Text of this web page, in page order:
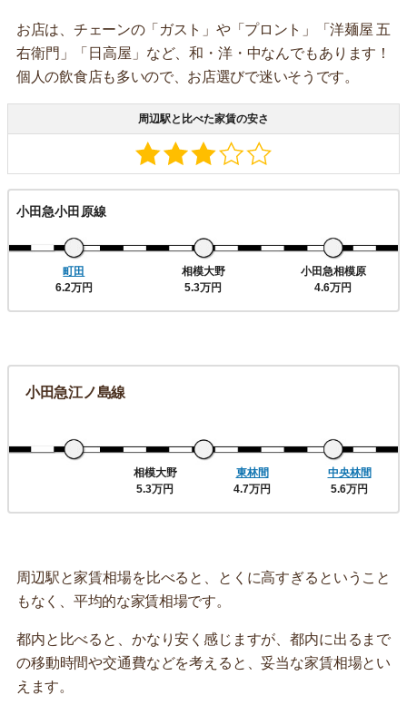
お店は、チェーンの「ガスト」や「プロント」「洋麺屋 五
右衛門」「日高屋」など、和・洋・中なんでもあります！
個人の飲食店も多いので、お店選びで迷いそうです。
周辺駅と比べた家賃の安さ
小田急小田原線
町田
6.2万円
相模大野
5.3万円
小田急相模原
4.6万円
小田急江ノ島線
相模大野
5.3万円
東林間
4.7万円
中央林間
5.6万円
周辺駅と家賃相場を比べると、とくに高すぎるということ
もなく、平均的な家賃相場です。
都内と比べると、かなり安く感じますが、都内に出るまで
の移動時間や交通費などを考えると、妥当な家賃相場とい
えます。